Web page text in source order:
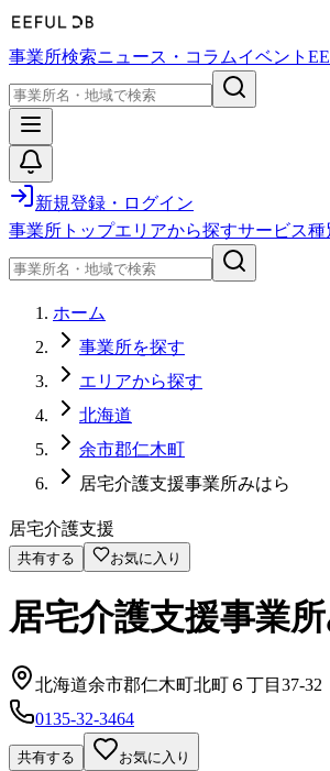
事業所検索ニュース・コラムイベント
新規登録・ログイン
事業所トップエリアから探すサービス種
ホーム
事業所を探す
エリアから探す
北海道
余市郡仁木町
居宅介護支援事業所みはら
居宅介護支援
共有する お気に入り
居宅介護支援事業
北海道余市郡仁木町北町６丁目37-32
0135-32-3464
共有する
お気に入り